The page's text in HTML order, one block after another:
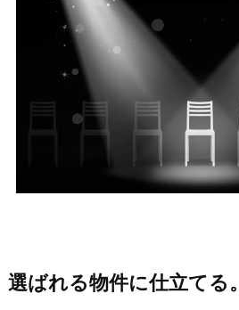
選ばれる物件に仕立てる。